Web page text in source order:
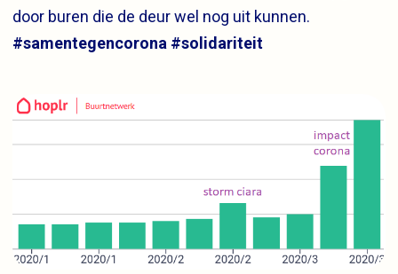
door buren die de deur wel nog uit kunnen.
#samentegencorona #solidariteit